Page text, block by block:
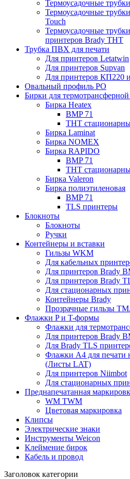
Термоусадочные
Термоусадочные
Touch
Термоусадочные
принтеров Brady THT
Трубка ПВХ для печати
Для принтеров Letatwin
Для принтеров Supvan
Для принтеров КП220
Овальный профиль PO
Бирки для термотрансферной
Бирка Heatex
BMP 71
THT
Бирка Laminat
Бирка NOMEX
Бирка RAPIDO
BMP 71
THT
Бирка Valeron
Бирка полиэтиленовая
BMP 71
TLS принтеры
Блокноты
Блокноты
Ручки
Контейнеры и вставки
Гильзы WKM
Для кабельных
Для принтеров Brady
Для принтеров Brady
Для стационарных
Контейнеры Brady
Прозрачные гильзы
Флажки P и T-формы
Флажки для
Для принтеров Brady
Для Brady TLS
Флажки A4 для печати
(Листы LAT)
Для принтеров Niimbot
Для стационарных
Преднапечатанная
WM TWM
Цветовая маркировка
Клипсы
Электрические знаки
Инструменты Weicon
Клеймение бирок
Кабель и провод
Заголовок категории